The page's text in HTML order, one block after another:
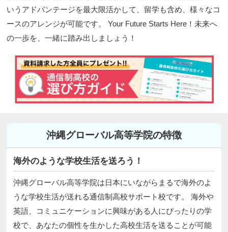
いうアドバンテージを最大限活かして、留学も含め、様々なコ
ースのアレンジが可能です。 Your Future Starts Here！未来へ
の一歩を、一緒に踏み出しましょう！
沖縄グローバル高等学院の特徴
海外のような学校生活を送ろう！
沖縄グローバル高等学院は日本にいながらまるで海外のよ
うな学校生活が送れる通信制高校サポート校です。 海外や
英語、コミュニケーションに興味がある人にぴったりの学
校で、あなたの個性を生かした高校生活を送ることが可能